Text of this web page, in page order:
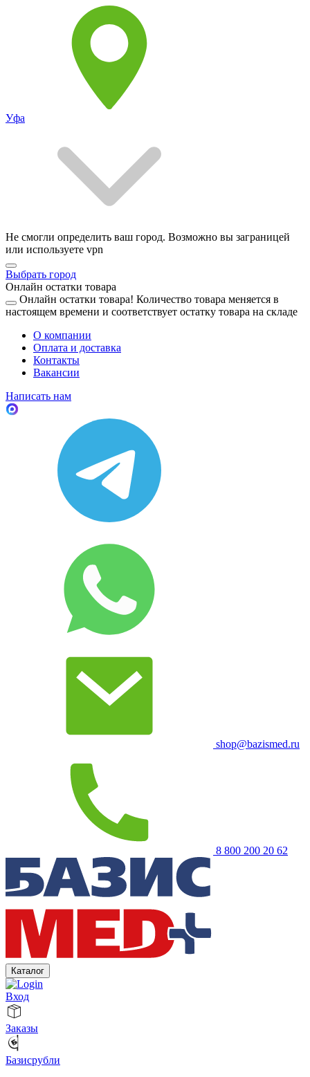
Уфа
Не смогли определить ваш город. Возможно вы заграницей
или используете vpn
Выбрать город
Онлайн остатки товара
Онлайн остатки товара! Количество товара меняется в
настоящем времени и соответствует остатку товара на складе
О компании
Оплата и доставка
Контакты
Вакансии
Написать нам
shop@bazismed.ru
8 800 200 20 62
Каталог
Вход
Заказы
Базисрубли